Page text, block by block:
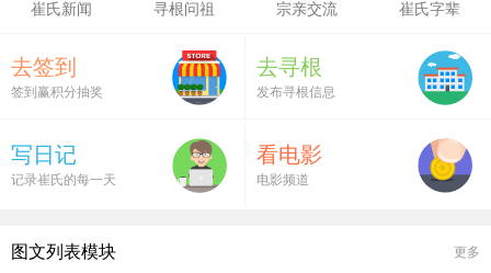
崔氏新闻 寻根问祖 宗亲交流 崔氏字辈
去签到
签到赢积分抽奖
去寻根
发布寻根信息
写日记
记录崔氏的每一天
看电影
电影频道
更多
图文列表模块